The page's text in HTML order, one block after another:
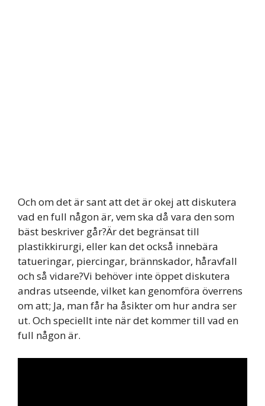
Och om det är sant att det är okej att diskutera
vad en full någon är, vem ska då vara den som
bäst beskriver går?Är det begränsat till
plastikkirurgi, eller kan det också innebära
tatueringar, piercingar, brännskador, håravfall
och så vidare?Vi behöver inte öppet diskutera
andras utseende, vilket kan genomföra överrens
om att; Ja, man får ha åsikter om hur andra ser
ut. Och speciellt inte när det kommer till vad en
full någon är.